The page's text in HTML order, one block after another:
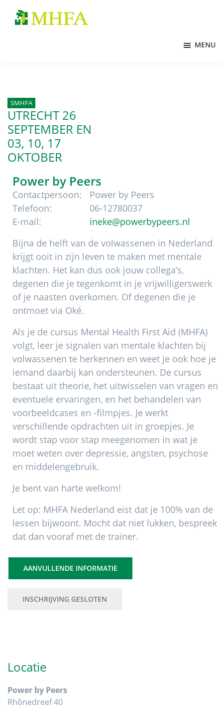
naar
naar
naar
MENU
SMHFA
UTRECHT 26
SEPTEMBER EN
03, 10, 17
OKTOBER
Power by Peers
Contactpersoon:
Power by Peers
Telefoon:
06-12780037
E-mail:
ineke@powerbypeers.nl
Bijna de helft van de volwassenen in Nederland
krijgt ooit in zijn leven te maken met mentale
klachten. Het kan dus ook jouw collega’s,
degenen die je tegenkomt in je vrijwilligerswerk
of je naasten overkomen. Of degenen die je
ontmoet via Oké.
Als je de cursus Mental Health First Aid (MHFA)
volgt, leer je signalen van mentale klachten bij
volwassenen te herkennen en weet je ook hoe je
iemand daarbij kan ondersteunen. De cursus
bestaat uit theorie, het uitwisselen van vragen en
eventuele ervaringen, en het behandelen van
voorbeeldcases en -filmpjes. Je werkt
verschillende opdrachten uit in groepjes. Je
wordt stap voor stap meegenomen in wat je
moet weten over depressie, angsten, psychose
en middelengebruik.
Je bent van harte welkom!
Let op: MHFA Nederland eist dat je 100% van de
lessen bijwoont. Mocht dat niet lukken, bespreek
dat dan vooraf met de trainer.
AANVULLENDE INFORMATIE
INSCHRIJVING GESLOTEN
Locatie
Power by Peers
Rhônedreef 40